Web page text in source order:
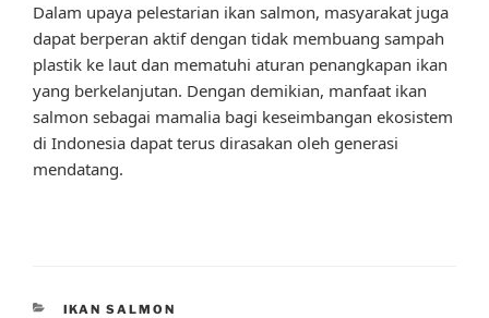
Dalam upaya pelestarian ikan salmon, masyarakat juga
dapat berperan aktif dengan tidak membuang sampah
plastik ke laut dan mematuhi aturan penangkapan ikan
yang berkelanjutan. Dengan demikian, manfaat ikan
salmon sebagai mamalia bagi keseimbangan ekosistem
di Indonesia dapat terus dirasakan oleh generasi
mendatang.
CATEGORIES
IKAN SALMON